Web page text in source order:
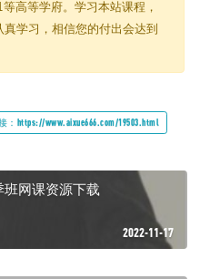
高等学府。学习本站课程，
学习，相信您的付出会达到
：https://www.aixue666.com/19503.html
班网课资源下载
2022-11-17